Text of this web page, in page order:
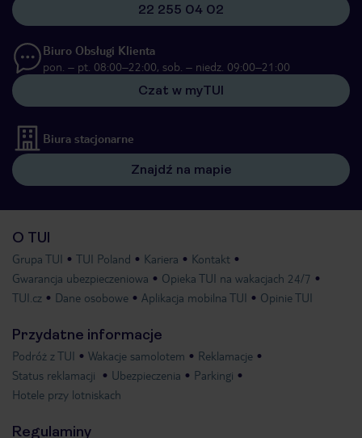
22 255 04 02
Biuro Obsługi Klienta
pon. – pt. 08:00–22:00, sob. – niedz. 09:00–21:00
Czat w myTUI
Biura stacjonarne
Znajdź na mapie
O TUI
Grupa TUI TUI Poland Kariera
Kontakt
Gwarancja ubezpieczeniowa
Opieka TUI na wakacjach 24/7
TUI.cz
Dane osobowe Aplikacja mobilna TUI Opinie TUI
Przydatne informacje
Podróż z TUI Wakacje samolotem
Reklamacje
Status reklamacji
Ubezpieczenia
Parkingi
Hotele przy lotniskach
Regulaminy